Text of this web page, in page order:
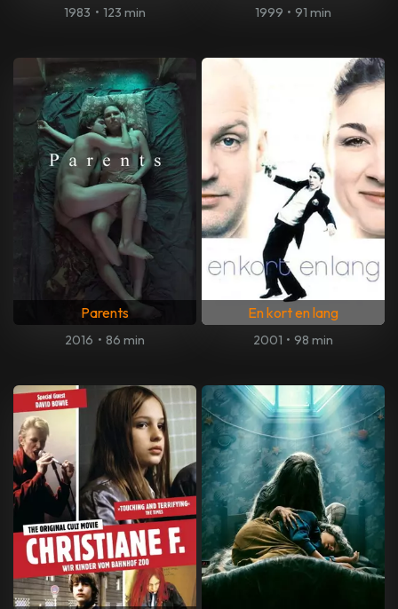
1983 • 123 min 1999 • 91 min
Parents
2016 • 86 min
En kort en lang
2001 • 98 min